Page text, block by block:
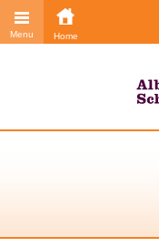
Menu Home